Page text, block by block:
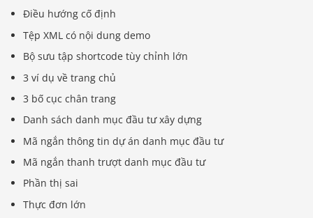
Điều hướng cố định
Tệp XML có nội dung demo
Bộ sưu tập shortcode tùy chỉnh lớn
3 ví dụ về trang chủ
3 bố cục chân trang
Danh sách danh mục đầu tư xây dựng
Mã ngắn thông tin dự án danh mục đầu tư
Mã ngắn thanh trượt danh mục đầu tư
Phần thị sai
Thực đơn lớn